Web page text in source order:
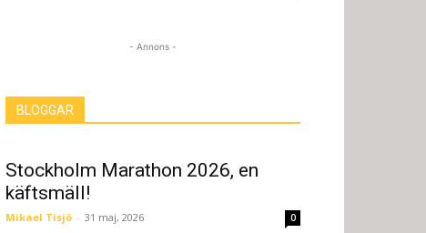
- Annons -
BLOGGAR
Stockholm Marathon 2026, en
käftsmäll!
Mikael Tisjö - 31 maj, 2026 0